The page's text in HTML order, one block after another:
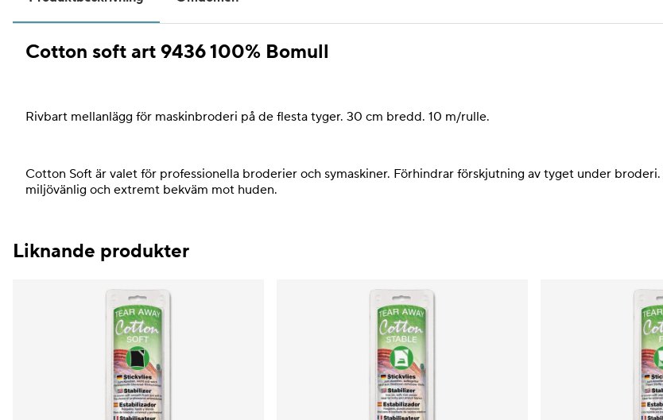
Cotton soft art 9436 100% Bomull
Rivbart mellanlägg för maskinbroderi på de flesta tyger. 30 cm bredd. 10 m/rulle.
Cotton Soft är valet för professionella broderier och symaskiner. Förhindrar förskjutning av tyget under
miljövänlig och extremt bekväm mot huden.
Liknande produkter